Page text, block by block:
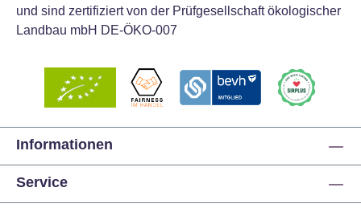
und sind zertifiziert von der Prüfgesellschaft ökologischer
Landbau mbH DE-ÖKO-007
Informationen
Service